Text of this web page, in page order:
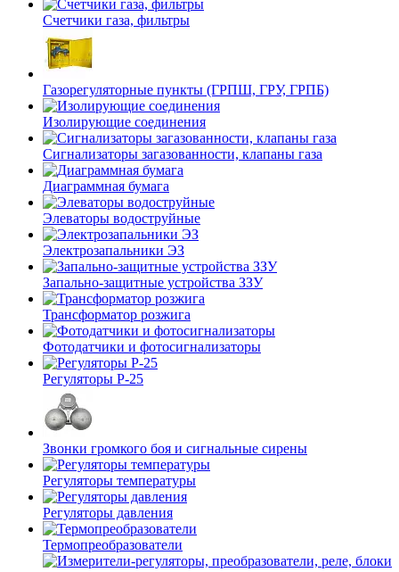
Счетчики газа, фильтры
Газорегуляторные пункты (ГРПШ, ГРУ, ГРПБ)
Изолирующие соединения
Сигнализаторы загазованности, клапаны газа
Диаграммная бумага
Элеваторы водоструйные
Электрозапальники ЭЗ
Запально-защитные устройства ЗЗУ
Трансформатор розжига
Фотодатчики и фотосигнализаторы
Регуляторы Р-25
Звонки громкого боя и сигнальные сирены
Регуляторы температуры
Регуляторы давления
Термопреобразователи